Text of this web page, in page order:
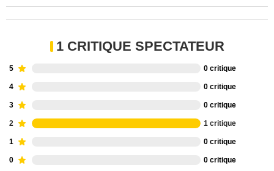
1 CRITIQUE SPECTATEUR
5 0 critique
4 0 critique
3 0 critique
2 1 critique
1 0 critique
0 0 critique